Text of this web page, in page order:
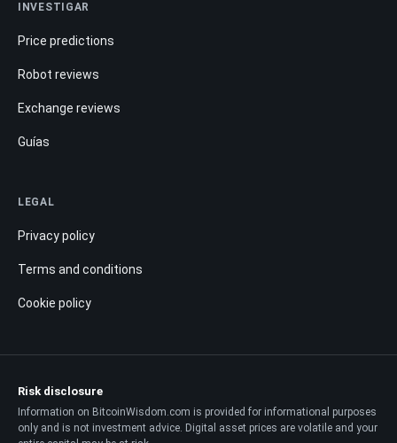
INVESTIGAR
Price predictions
Robot reviews
Exchange reviews
Guías
LEGAL
Privacy policy
Terms and conditions
Cookie policy
Risk disclosure
Information on BitcoinWisdom.com is provided for informational purposes
only and is not investment advice. Digital asset prices are volatile and your